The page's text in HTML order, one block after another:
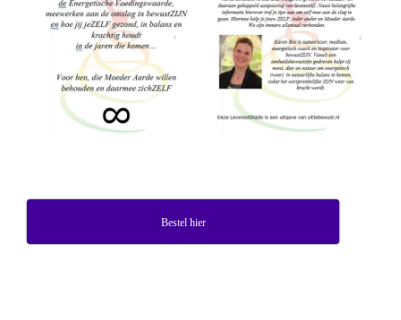
Bestel hier